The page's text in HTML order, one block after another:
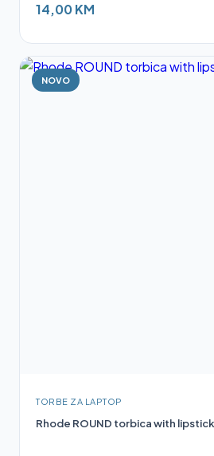
14,00 KM
NOVO
TORBE ZA LAPTOP
Rhode ROUND torbica with